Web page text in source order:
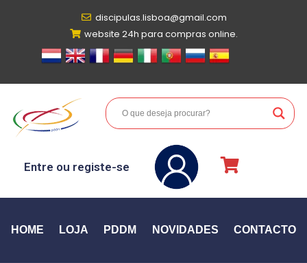
discipulas.lisboa@gmail.com
website 24h para compras online.
Entre ou registe-se
HOME LOJA PDDM NOVIDADES CONTACTO